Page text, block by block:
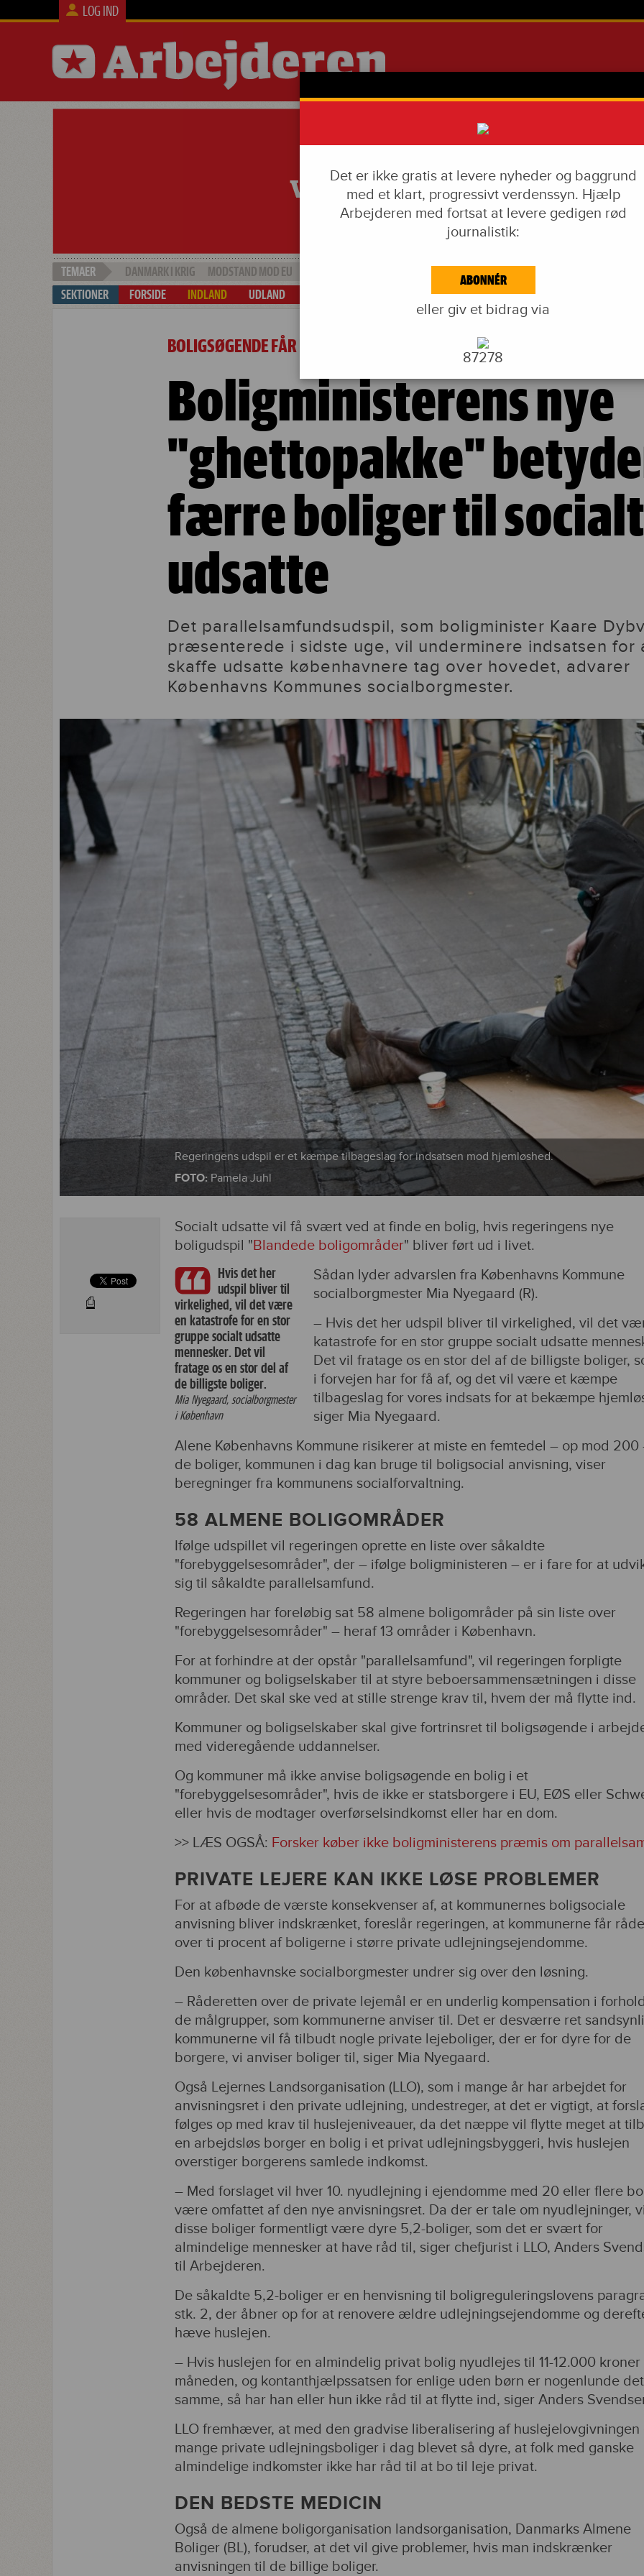
LOG IND
DANMARK I KRIG MODSTAND MOD EU LIVSSTIL
FORSIDE
INDLAND UDLAND IDÉKAMP KULTUR BLOGS
BOLIGSØGENDE FÅR DET SVÆRT
Boligministerens nye
"ghettopakke"
færre boliger til socialt
udsatte
Det parallelsamfundsudspil, som boligminister Kaare
præsenterede i sidste uge, vil underminere indsatsen for
skaffe udsatte københavnere tag over hovedet, advarer
Københavns Kommunes socialborgmester.
Regeringens udspil er et kæmpe tilbageslag for indsatsen mod hjemløshed.
FOTO: Pamela Juhl
⎙
Socialt udsatte vil få svært ved at finde en bolig, hvis regeringens nye
boligudspil "Blandede boligområder" bliver ført ud i livet.
Hvis det her
udspil bliver til
virkelighed, vil det være
en katastrofe for en stor
gruppe socialt udsatte
mennesker. Det vil
fratage os en stor del af
de billigste boliger.
Mia Nyegaard, socialborgmester
i København
Sådan lyder advarslen fra Københavns Kommune
socialborgmester Mia Nyegaard (R).
– Hvis det her udspil bliver til virkelighed, vil det
katastrofe for en stor gruppe socialt udsatte
Det vil fratage os en stor del af de billigste boliger,
i forvejen har for få af, og det vil være et kæmpe
tilbageslag for vores indsats for at bekæmpe
siger Mia Nyegaard.
Alene Københavns Kommune risikerer at miste en femtedel – op mod 200
de boliger, kommunen i dag kan bruge til boligsocial anvisning, viser
beregninger fra kommunens socialforvaltning.
58 ALMENE BOLIGOMRÅDER
Ifølge udspillet vil regeringen oprette en liste over såkaldte
"forebyggelsesområder", der – ifølge boligministeren – er i fare for at
sig til såkaldte parallelsamfund.
Regeringen har foreløbig sat 58 almene boligområder på sin liste over
"forebyggelsesområder" – heraf 13 områder i København.
For at forhindre at der opstår "parallelsamfund", vil regeringen forpligte
kommuner og boligselskaber til at styre beboersammensætningen i disse
områder. Det skal ske ved at stille strenge krav til, hvem der må flytte ind.
Kommuner og boligselskaber skal give fortrinsret til boligsøgende i
med videregående uddannelser.
Og kommuner må ikke anvise boligsøgende en bolig i et
"forebyggelsesområder", hvis de ikke er statsborgere i EU, EØS eller
eller hvis de modtager overførselsindkomst eller har en dom.
>> LÆS OGSÅ: Forsker køber ikke boligministerens præmis om
PRIVATE LEJERE KAN IKKE LØSE PROBLEMER
For at afbøde de værste konsekvenser af, at kommunernes boligsociale
anvisning bliver indskrænket, foreslår regeringen, at kommunerne får
over ti procent af boligerne i større private udlejningsejendomme.
Den københavnske socialborgmester undrer sig over den løsning.
– Råderetten over de private lejemål er en underlig kompensation i
de målgrupper, som kommunerne anviser til. Det er desværre ret
kommunerne vil få tilbudt nogle private lejeboliger, der er for dyre for de
borgere, vi anviser boliger til, siger Mia Nyegaard.
Også Lejernes Landsorganisation (LLO), som i mange år har arbejdet for
anvisningsret i den private udlejning, undestreger, at det er vigtigt, at
følges op med krav til huslejeniveauer, da det næppe vil flytte meget at
en arbejdsløs borger en bolig i et privat udlejningsbyggeri, hvis huslejen
overstiger borgerens samlede indkomst.
– Med forslaget vil hver 10. nyudlejning i ejendomme med 20 eller flere
være omfattet af den nye anvisningsret. Da der er tale om nyudlejninger,
disse boliger formentligt være dyre 5,2-boliger, som det er svært for
almindelige mennesker at have råd til, siger chefjurist i LLO, Anders
til Arbejderen.
De såkaldte 5,2-boliger er en henvisning til boligreguleringslovens
stk. 2, der åbner op for at renovere ældre udlejningsejendomme og
hæve huslejen.
– Hvis huslejen for en almindelig privat bolig nyudlejes til 11-12.000 kroner
måneden, og kontanthjælpssatsen for enlige uden børn er nogenlunde det
samme, så har han eller hun ikke råd til at flytte ind, siger Anders
LLO fremhæver, at med den gradvise liberalisering af huslejelovgivningen
mange private udlejningsboliger i dag blevet så dyre, at folk med ganske
almindelige indkomster ikke har råd til at bo til leje privat.
DEN BEDSTE MEDICIN
Også de almene boligorganisation landsorganisation, Danmarks Almene
Boliger (BL), forudser, at det vil give problemer, hvis man indskrænker
anvisningen til de billige boliger.
Det er ikke gratis at levere nyheder og baggrund
med et klart, progressivt verdenssyn. Hjælp
Arbejderen med fortsat at levere gedigen rød
journalistik:
ABONNÉR
eller giv et bidrag via
87278